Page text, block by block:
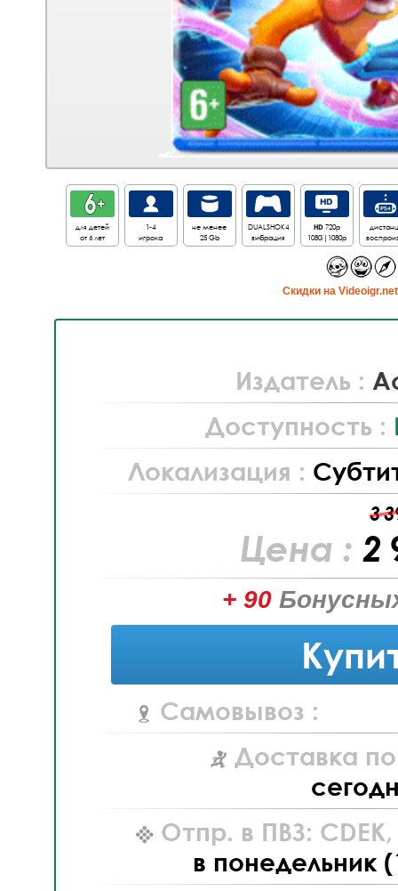
для детей
от 6 лет
1-4
игрока
не менее
25 Gb
DUALSHOK4
вибрация
HD720p
1080i|1080p
Cкидки на
Издатель :
Доступность :
Локализация :
3
Цена : 2
+ 90
Самовывоз :
Доставка
Отпр. в ПВЗ: CDEK,
в понедельник